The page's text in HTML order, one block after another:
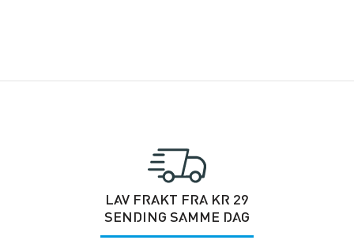
LAV FRAKT FRA KR 29
SENDING SAMME DAG